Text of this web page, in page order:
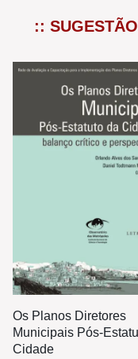
::
Os Planos Diretores
Municipais Pós-
Cidade